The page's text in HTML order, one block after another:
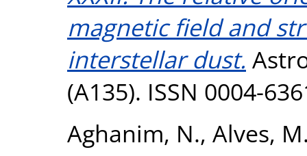
magnetic field and
interstellar dust.
(A135). ISSN 0004-
Aghanim, N., Alves,